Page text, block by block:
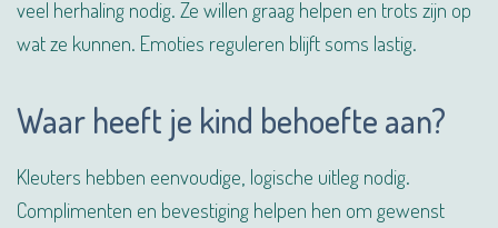
veel herhaling nodig. Ze willen graag helpen en trots zijn op
wat ze kunnen. Emoties reguleren blijft soms lastig.
Waar heeft je kind behoefte aan?
Kleuters hebben eenvoudige, logische uitleg nodig.
Complimenten en bevestiging helpen hen om gewenst